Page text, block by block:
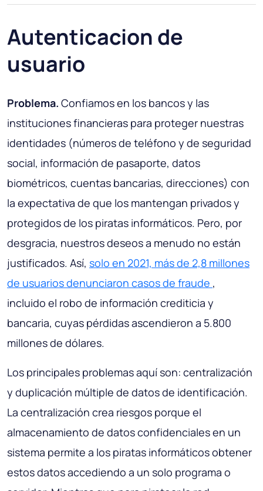
Autenticacion de
usuario
Problema. Confiamos en los bancos y las
instituciones financieras para proteger nuestras
identidades (números de teléfono y de seguridad
social, información de pasaporte, datos
biométricos, cuentas bancarias, direcciones) con
la expectativa de que los mantengan privados y
protegidos de los piratas informáticos. Pero, por
desgracia, nuestros deseos a menudo no están
justificados. Así, solo en 2021, más de 2,8 millones
de usuarios denunciaron casos de fraude ,
incluido el robo de información crediticia y
bancaria, cuyas pérdidas ascendieron a 5.800
millones de dólares.
Los principales problemas aquí son: centralización
y duplicación múltiple de datos de identificación.
La centralización crea riesgos porque el
almacenamiento de datos confidenciales en un
sistema permite a los piratas informáticos obtener
estos datos accediendo a un solo programa o